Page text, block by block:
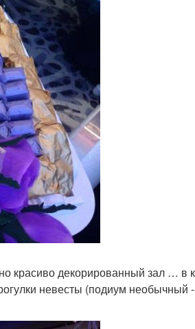
красиво декорированный зал … в
невесты (подиум необычный -